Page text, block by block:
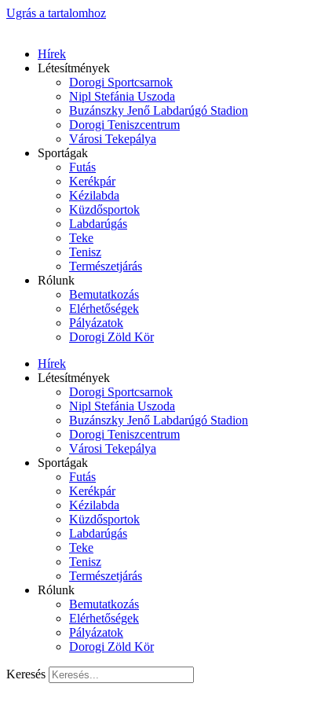
Ugrás a tartalomhoz
Hírek
Létesítmények
Dorogi Sportcsarnok
Nipl Stefánia Uszoda
Buzánszky Jenő Labdarúgó Stadion
Dorogi Teniszcentrum
Városi Tekepálya
Sportágak
Futás
Kerékpár
Kézilabda
Küzdősportok
Labdarúgás
Teke
Tenisz
Természetjárás
Rólunk
Bemutatkozás
Elérhetőségek
Pályázatok
Dorogi Zöld Kör
Hírek
Létesítmények
Dorogi Sportcsarnok
Nipl Stefánia Uszoda
Buzánszky Jenő Labdarúgó Stadion
Dorogi Teniszcentrum
Városi Tekepálya
Sportágak
Futás
Kerékpár
Kézilabda
Küzdősportok
Labdarúgás
Teke
Tenisz
Természetjárás
Rólunk
Bemutatkozás
Elérhetőségek
Pályázatok
Dorogi Zöld Kör
Keresés